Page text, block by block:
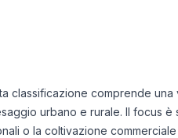
classificazione comprende una
urbano e rurale. Il focus è
o la coltivazione commerciale